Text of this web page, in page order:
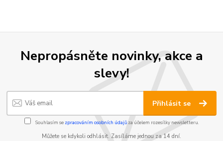
Nepropásněte novinky, akce a
slevy!
Přihlásit se
Souhlasím se zpracováním osobních údajůza účelem rozesílky newsletteru.
Můžete se kdykoli odhlásit. Zasíláme jednou za 14 dní.